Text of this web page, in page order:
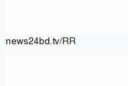
news24bd.tv/RR